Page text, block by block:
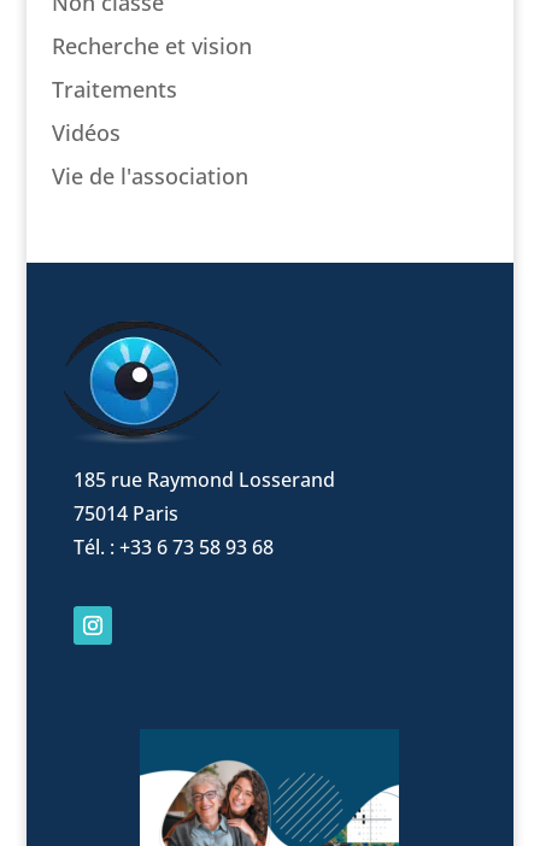
Recherche et vision
Traitements
Vidéos
Vie de l'association
185 rue Raymond Losserand
75014 Paris
Tél. : +33 6 73 58 93 68